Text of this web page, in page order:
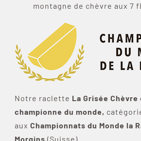
montagne de chèvre aux 7
Notre raclette La Grisée
championne du monde,
aux Championnats du Monde la
Morgins (Suisse)